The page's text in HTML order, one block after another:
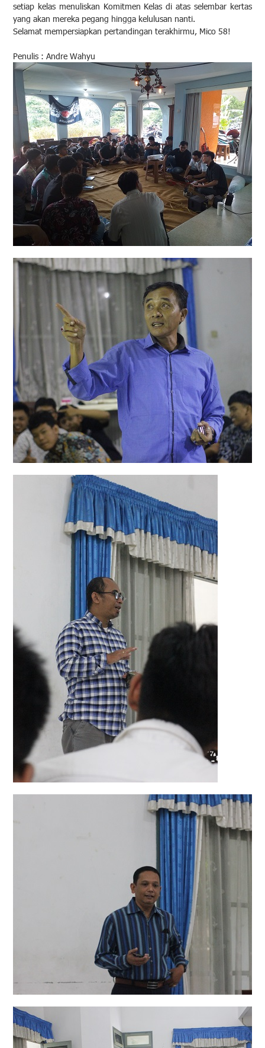
setiap kelas menuliskan Komitmen Kelas di atas selembar kertas
yang akan mereka pegang hingga kelulusan nanti.
Selamat mempersiapkan pertandingan terakhirmu, Mico 58!
Penulis : Andre Wahyu